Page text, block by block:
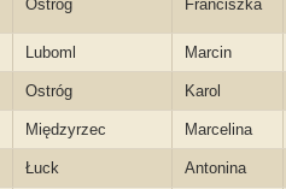
Ostróg Franciszka
Luboml Marcin
Ostróg Karol
Międzyrzec Marcelina
Łuck Antonina